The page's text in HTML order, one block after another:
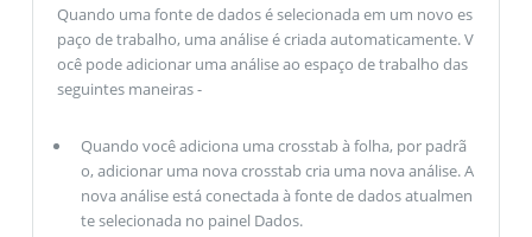
Quando uma fonte de dados é selecionada em um novo es
paço de trabalho, uma análise é criada automaticamente. V
ocê pode adicionar uma análise ao espaço de trabalho das
seguintes maneiras -
Quando você adiciona uma crosstab à folha, por padrã
o, adicionar uma nova crosstab cria uma nova análise. A
nova análise está conectada à fonte de dados atualmen
te selecionada no painel Dados.